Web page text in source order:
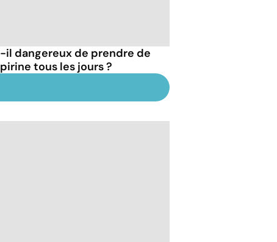
il dangereux de prendre de
tous les jours ?